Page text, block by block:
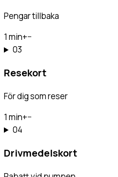
Pengar tillbaka
1 min+−
03
Resekort
För dig som reser
1 min+−
04
Drivmedelskort